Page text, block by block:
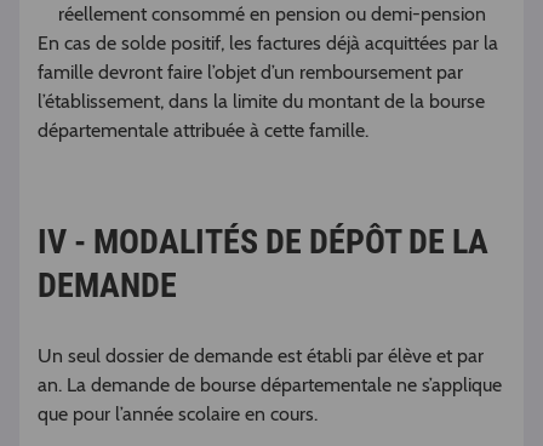
réellement consommé en pension ou demi-pension
En cas de solde positif, les factures déjà acquittées par la
famille devront faire l’objet d’un remboursement par
l’établissement, dans la limite du montant de la bourse
départementale attribuée à cette famille.
IV - MODALITÉS DE DÉPÔT DE LA
DEMANDE
Un seul dossier de demande est établi par élève et par
an. La demande de bourse départementale ne s’applique
que pour l’année scolaire en cours.